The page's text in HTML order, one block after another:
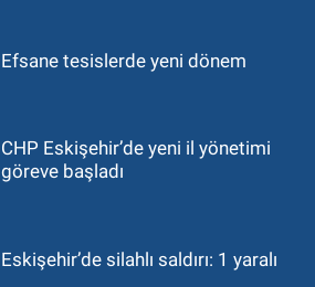
Efsane tesislerde yeni dönem
CHP Eskişehir’de yeni il yönetimi
göreve başladı
Eskişehir’de silahlı saldırı: 1 yaralı